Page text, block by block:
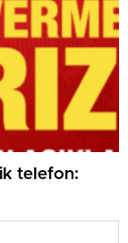
telefon: